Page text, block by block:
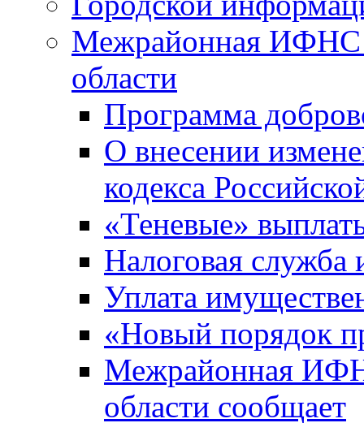
Межрайонная ИФНС
области
Программа
О внесении
кодекса
«Теневые»
Налоговая служба
Уплата
«Новый порядок
Межрайонная
области сообщает